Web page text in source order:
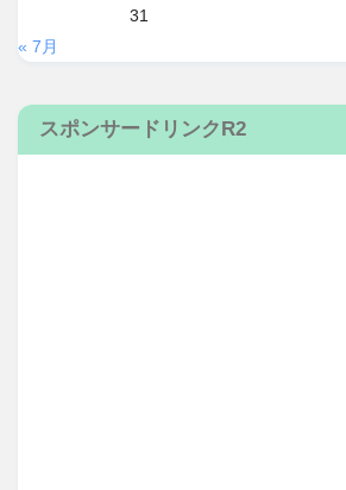
31
« 7月
スポンサードリンクR2